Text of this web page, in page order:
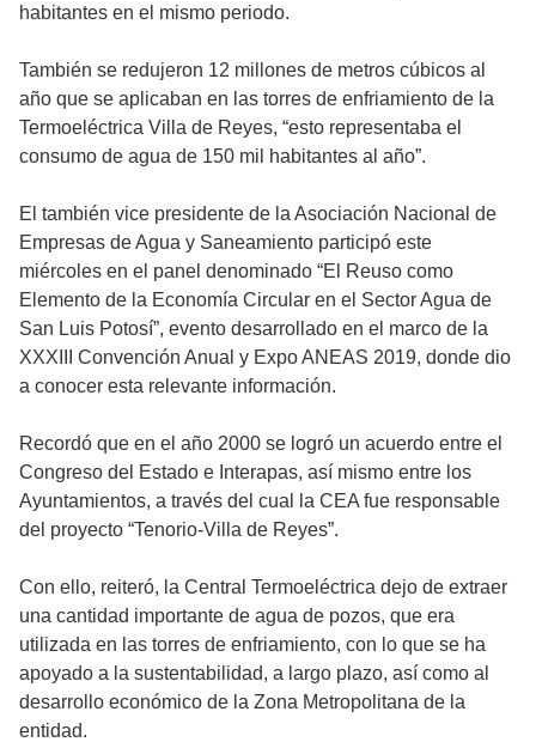
habitantes en el mismo periodo.
También se redujeron 12 millones de metros cúbicos al
año que se aplicaban en las torres de enfriamiento de la
Termoeléctrica Villa de Reyes, “esto representaba el
consumo de agua de 150 mil habitantes al año”.
El también vice presidente de la Asociación Nacional de
Empresas de Agua y Saneamiento participó este
miércoles en el panel denominado “El Reuso como
Elemento de la Economía Circular en el Sector Agua de
San Luis Potosí”, evento desarrollado en el marco de la
XXXIII Convención Anual y Expo ANEAS 2019, donde dio
a conocer esta relevante información.
Recordó que en el año 2000 se logró un acuerdo entre el
Congreso del Estado e Interapas, así mismo entre los
Ayuntamientos, a través del cual la CEA fue responsable
del proyecto “Tenorio-Villa de Reyes”.
Con ello, reiteró, la Central Termoeléctrica dejo de extraer
una cantidad importante de agua de pozos, que era
utilizada en las torres de enfriamiento, con lo que se ha
apoyado a la sustentabilidad, a largo plazo, así como al
desarrollo económico de la Zona Metropolitana de la
entidad.